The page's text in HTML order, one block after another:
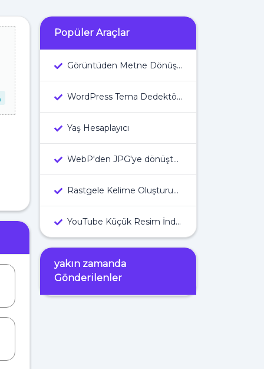
Popüler Araçlar
Görüntüden Metne Dönüştürücü
WordPress Tema Dedektörü
Yaş Hesaplayıcı
WebP'den JPG'ye dönüştürücü
Rastgele Kelime Oluşturucu
YouTube Küçük Resim İndiricisi
yakın zamanda
Gönderilenler